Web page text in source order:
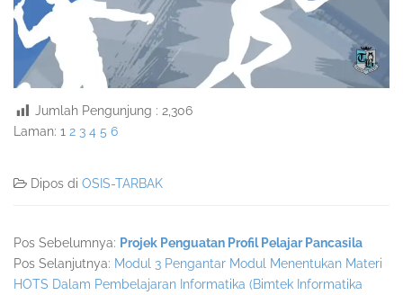
Jumlah Pengunjung : 2,306
Laman: 1 2 3 4 5 6
Dipos di OSIS-TARBAK
Pos Sebelumnya: Projek Penguatan Profil Pelajar Pancasila
Pos Selanjutnya: Modul 3 Pengantar Modul Menentukan Materi
HOTS Dalam Pembelajaran Informatika (Bimtek Informatika